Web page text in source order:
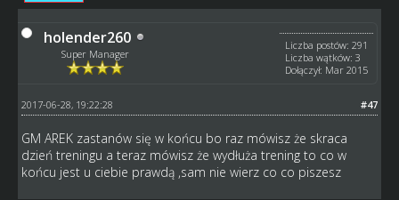
holender260
Super Manager
Liczba postów: 291
Liczba wątków: 3
Dołączył: Mar 2015
#47
2017-06-28, 19:22:28
GM AREK zastanów się w końcu bo raz mówisz że skraca
dzień treningu a teraz mówisz że wydłuża trening to co w
końcu jest u ciebie prawdą ,sam nie wierz co co piszesz